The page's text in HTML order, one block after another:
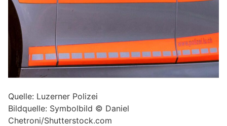
Quelle: Luzerner Polizei
Bildquelle: Symbolbild © Daniel
Chetroni/Shutterstock.com